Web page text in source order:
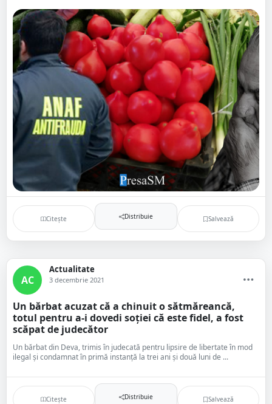
Citește Distribuie Salvează
AC
Actualitate
3 decembrie 2021
Un bărbat acuzat că a chinuit o sătmăreancă,
totul pentru a-i dovedi soției că este fidel, a fost
scăpat de judecător
Un bărbat din Deva, trimis în judecată pentru lipsire de libertate în mod
ilegal şi condamnat în primă instanţă la trei ani şi două luni de ...
Citește Distribuie Salvează